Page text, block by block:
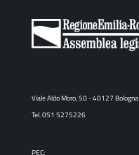
Viale Aldo Moro, 50 - 40127 Bologna
Tel. 051 5275226
PEC: